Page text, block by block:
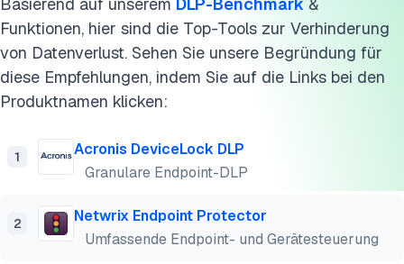
Funktionen, hier sind die Top-Tools zur Verhinderung
von Datenverlust. Sehen Sie unsere Begründung für
diese Empfehlungen, indem Sie auf die Links bei den
Produktnamen klicken:
1
Acronis DeviceLock DLP
Granulare Endpoint-DLP
2
Netwrix Endpoint Protector
Umfassende Endpoint- und Gerätesteuerung
Weiterführende Literatur